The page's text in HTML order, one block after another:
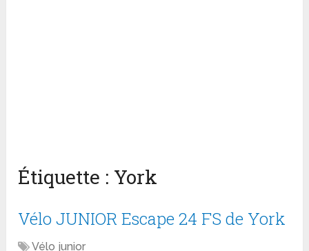
Étiquette : York
Vélo JUNIOR Escape 24 FS de York
Vélo junior